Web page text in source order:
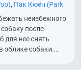
, Пак Кюён (Park
(Ryu Abel)
(Shin Jun
(Jo Ah Young)
Joo)
Чха Ыну
неизбежного
после
для нее снять
облике собаки.…